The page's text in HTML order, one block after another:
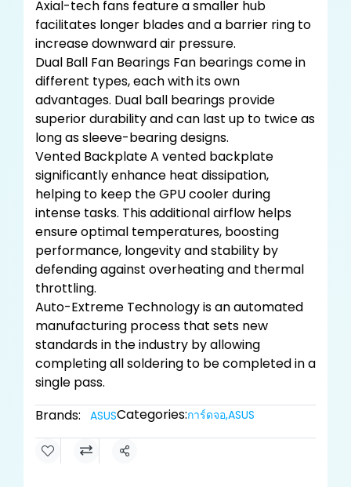
Axial-tech fans feature a smaller hub
facilitates longer blades and a barrier ring to
increase downward air pressure.
Dual Ball Fan Bearings Fan bearings come in
different types, each with its own
advantages. Dual ball bearings provide
superior durability and can last up to twice as
long as sleeve-bearing designs.
Vented Backplate A vented backplate
significantly enhance heat dissipation,
helping to keep the GPU cooler during
intense tasks. This additional airflow helps
ensure optimal temperatures, boosting
performance, longevity and stability by
defending against overheating and thermal
throttling.
Auto-Extreme Technology is an automated
manufacturing process that sets new
standards in the industry by allowing
completing all soldering to be completed in a
single pass.
Brands:
ASUSCategories:การ์ดจอ,ASUS
Share